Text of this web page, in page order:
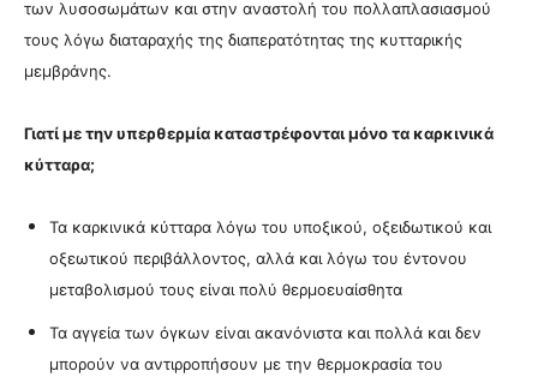
των λυσοσωμάτων και στην αναστολή του πολλαπλασιασμού
τους λόγω διαταραχής της διαπερατότητας της κυτταρικής
μεμβράνης.
Γιατί με την υπερθερμία καταστρέφονται μόνο τα καρκινικά
κύτταρα;
Τα καρκινικά κύτταρα λόγω του υποξικού, οξειδωτικού και
οξεωτικού περιβάλλοντος, αλλά και λόγω του έντονου
μεταβολισμού τους είναι πολύ θερμοευαίσθητα
Τα αγγεία των όγκων είναι ακανόνιστα και πολλά και δεν
μπορούν να αντιρροπήσουν με την θερμοκρασία του